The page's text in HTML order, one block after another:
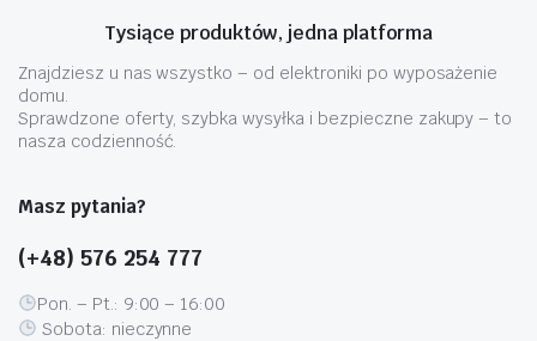
Tysiące produktów, jedna platforma
Znajdziesz u nas wszystko – od elektroniki po wyposażenie
domu.
Sprawdzone oferty, szybka wysyłka i bezpieczne zakupy – to
nasza codzienność.
Masz pytania?
(+48) 576 254 777
Pon. – Pt.: 9:00 – 16:00
Sobota: nieczynne